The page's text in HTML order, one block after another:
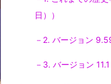
日））
－2. バージョン
－3. バージョン